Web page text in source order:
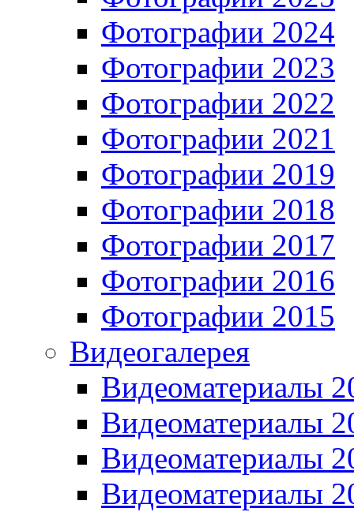
Фотографии 2024
Фотографии 2023
Фотографии 2022
Фотографии 2021
Фотографии 2019
Фотографии 2018
Фотографии 2017
Фотографии 2016
Фотографии 2015
Видеогалерея
Видеоматериалы
Видеоматериалы
Видеоматериалы
Видеоматериалы